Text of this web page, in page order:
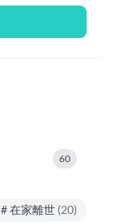
60
# 在家離世 (20)